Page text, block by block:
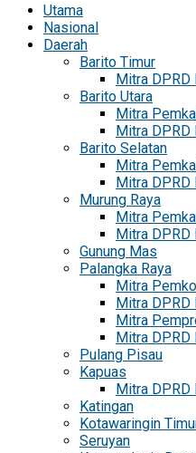
Utama
Nasional
Daerah
Barito Timur
Mitra DPRD
Barito Utara
Mitra
Mitra DPRD
Barito Selatan
Mitra
Mitra DPRD
Murung Raya
Mitra
Mitra DPRD
Gunung Mas
Palangka Raya
Mitra
Mitra DPRD
Mitra
Mitra DPRD
Pulang Pisau
Kapuas
Mitra DPRD
Katingan
Kotawaringin
Seruyan